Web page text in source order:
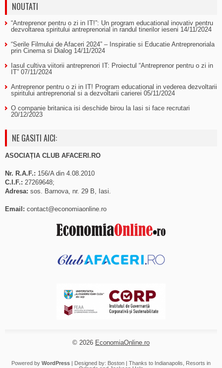
NOUTATI
“Antreprenor pentru o zi in IT!”: Un program educational inovativ pentru
dezvoltarea spiritului antreprenorial in randul tinerilor ieseni 14/11/2024
“Serile Filmului de Afaceri 2024” – Inspiratie si Educatie Antreprenoriala
prin Cinema si Dialog 14/11/2024
Iasul cultiva viitorii antreprenori IT: Proiectul “Antreprenor pentru o zi in
IT” 07/11/2024
Antreprenor pentru o zi in IT! Program educational in vederea dezvoltarii
spiritului antreprenorial si a dezvoltarii carierei 05/11/2024
O companie britanica isi deschide birou la Iasi si face recrutari
20/12/2023
NE GASITI AICI:
ASOCIAȚIA CLUB AFACERI.RO
Nr. R.A.F.: 156/A din 4.08.2010
C.I.F.: 27269648;
Adresa: sos. Barnova, nr. 29 B, Iasi.
Email: contact@economiaonline.ro
© 2026 EconomiaOnline.ro
Powered by WordPress | Designed by: Boston | Thanks to Indianapolis
Resorts in